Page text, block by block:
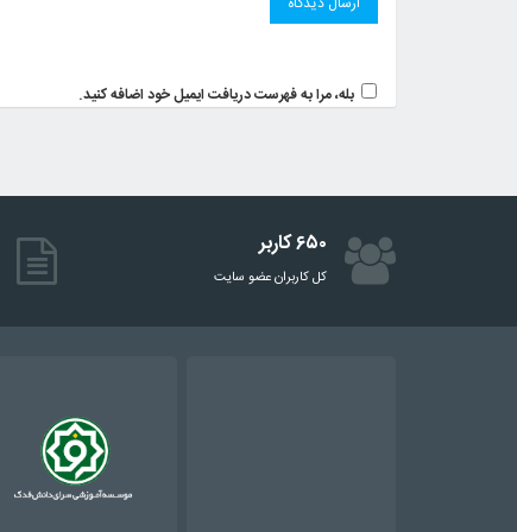
بله، مرا به فهرست دریافت ایمیل خود اضافه کنید.
۶۵۰ کاربر
کل کاربران عضو سایت